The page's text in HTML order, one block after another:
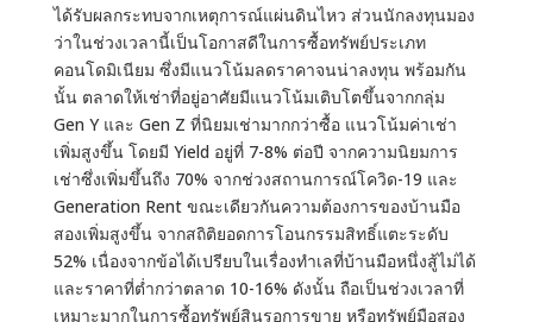
ได้รับผลกระทบจากเหตุการณ์แผ่นดินไหว ส่วนนักลงทุนมอง
ว่าในช่วงเวลานี้เป็นโอกาสดีในการซื้อทรัพย์ประเภท
คอนโดมิเนียม ซึ่งมีแนวโน้มลดราคาจนน่าลงทุน พร้อมกัน
นั้น ตลาดให้เช่าที่อยู่อาศัยมีแนวโน้มเติบโตขึ้นจากกลุ่ม
Gen Y และ Gen Z ที่นิยมเช่ามากกว่าซื้อ แนวโน้มค่าเช่า
เพิ่มสูงขึ้น โดยมี Yield อยู่ที่ 7-8% ต่อปี จากความนิยมการ
เช่าซึ่งเพิ่มขึ้นถึง 70% จากช่วงสถานการณ์โควิด-19 และ
Generation Rent ขณะเดียวกันความต้องการของบ้านมือ
สองเพิ่มสูงขึ้น จากสถิติยอดการโอนกรรมสิทธิ์แตะระดับ
52% เนื่องจากข้อได้เปรียบในเรื่องทำเลที่บ้านมือหนึ่งสู้ไม่ได้
และราคาที่ต่ำกว่าตลาด 10-16% ดังนั้น ถือเป็นช่วงเวลาที่
เหมาะมากในการซื้อทรัพย์สินรอการขาย หรือทรัพย์มือสอง